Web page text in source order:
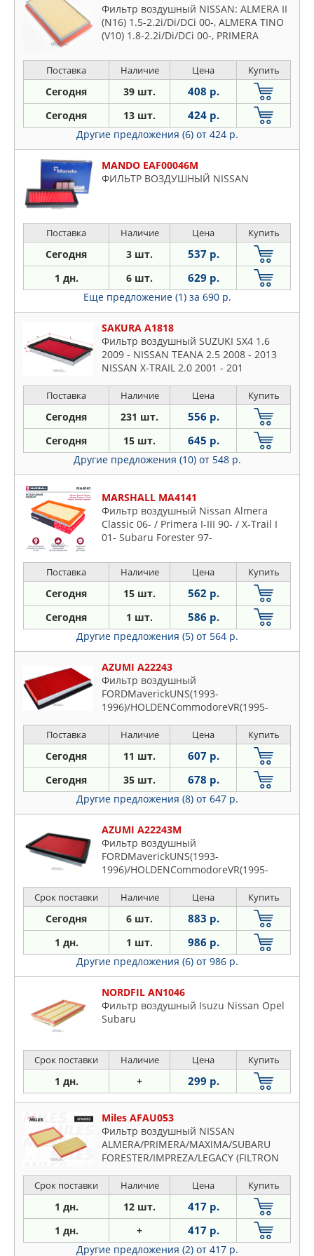
Фильтр воздушный NISSAN: ALMERA II
(N16) 1.5-2.2i/Di/DCi 00-, ALMERA TINO
(V10) 1.8-2.2i/Di/DCi 00-, PRIMERA
2.2i/Di/TD/DCi 91-
Поставка Наличие Цена Купить
Сегодня 39 шт. 408 р.
Сегодня 13 шт. 424 р.
Другие предложения (6) от 424 р.
MANDO EAF00046M
ФИЛЬТР ВОЗДУШНЫЙ NISSAN
Поставка Наличие Цена Купить
Сегодня 3 шт. 537 р.
1 дн. 6 шт. 629 р.
Еще предложение (1) за 690 р.
SAKURA A1818
Фильтр воздушный SUZUKI SX4 1.6
2009 - NISSAN TEANA 2.5 2008 - 2013
NISSAN X-TRAIL 2.0 2001 - 201
Поставка Наличие Цена Купить
Сегодня 231 шт. 556 р.
Сегодня 15 шт. 645 р.
Другие предложения (10) от 548 р.
MARSHALL MA4141
Фильтр воздушный Nissan Almera
Classic 06- / Primera I-III 90- / X-Trail I
01- Subaru Forester 97-
Поставка Наличие Цена Купить
Сегодня 15 шт. 562 р.
Сегодня 1 шт. 586 р.
Другие предложения (5) от 564 р.
AZUMI A22243
Фильтр воздушный
FORDMaverickUNS(1993-
1996)/HOLDENCommodoreVR(1995-
1999)/INFINITIFX35S50(2002-2008)/G20
(Primera)P10/P11(1990-200
Поставка Наличие Цена Купить
Сегодня 11 шт. 607 р.
Сегодня 35 шт. 678 р.
Другие предложения (8) от 647 р.
AZUMI A22243M
Фильтр воздушный
FORDMaverickUNS(1993-
1996)/HOLDENCommodoreVR(1995-
1999)/INFINITIFX35S50(2002-2008)/G20
(Primera)P10/P11(1990-200
Срок поставки Наличие Цена Купить
Сегодня 6 шт. 883 р.
1 дн. 1 шт. 986 р.
Другие предложения (6) от 986 р.
NORDFIL AN1046
Фильтр воздушный Isuzu Nissan Opel
Subaru
Срок поставки Наличие Цена Купить
1 дн. + 299 р.
Miles AFAU053
Фильтр воздушный NISSAN
ALMERA/PRIMERA/MAXIMA/SUBARU
FORESTER/IMPREZA/LEGACY (FILTRON
Срок поставки Наличие Цена Купить
1 дн. 12 шт. 417 р.
1 дн. + 417 р.
Другие предложения (2) от 417 р.